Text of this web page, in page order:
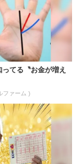
ってる〝お金が増え
ファーム )